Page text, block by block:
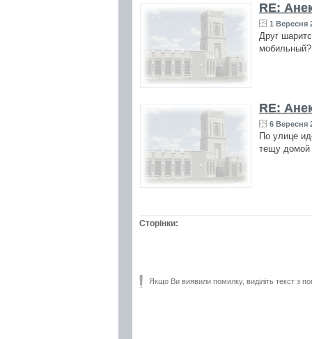
RE:
1 Вересня
Друг
мобильный?
RE:
6 Вересня
По улице
тещу домой
Сторінки:
Якщо Ви виявили помилку, виділіть текст з